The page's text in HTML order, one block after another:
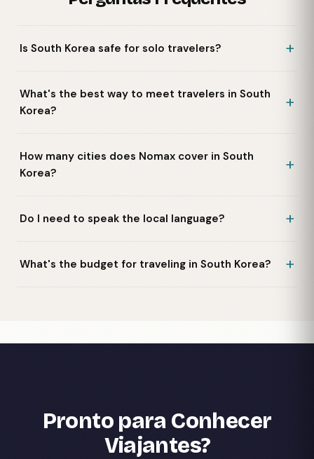
Is South Korea safe for solo travelers?
What's the best way to meet travelers in South
Korea?
How many cities does Nomax cover in South
Korea?
Do I need to speak the local language?
What's the budget for traveling in South Korea?
Pronto para Conhecer
Viajantes?